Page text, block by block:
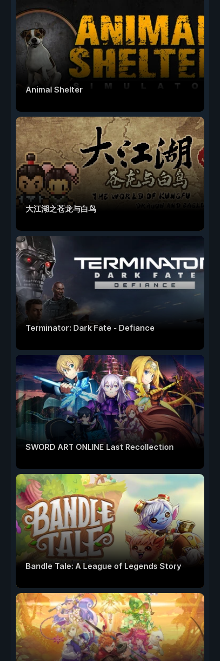
Animal Shelter
大江湖之苍龙与白鸟
Terminator: Dark Fate - Defiance
SWORD ART ONLINE Last Recollection
Bandle Tale: A League of Legends Story